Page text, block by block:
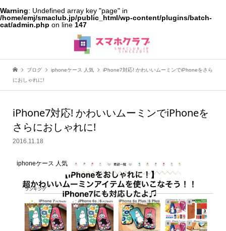
Warning: Undefined array key "page" in
/home/emj/smaclub.jp/public_html/wp-content/plugins/batch-
cat/admin.php on line 147
ブログ iphoneケース 人気
iPhone7対応! かわいいムーミンでiPhoneをさら
におしゃれに!
iPhone7対応! かわいいムーミンでiPhoneを
さらにおしゃれに!
2016.11.18
iphoneケース 人気